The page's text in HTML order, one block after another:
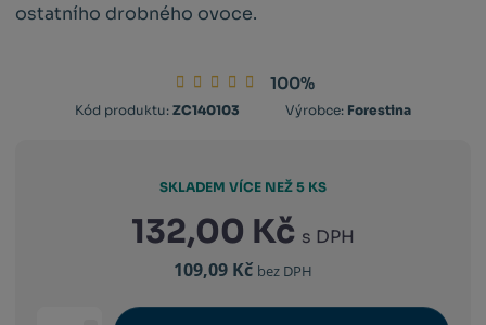
ostatního drobného ovoce.
100%
Kód produktu: ZC140103
KódVýrobce: Forestina
132,00 Kč s DPH
109,09 Kč bez DPH
SKLADEM VÍCE NEŽ 5 KS